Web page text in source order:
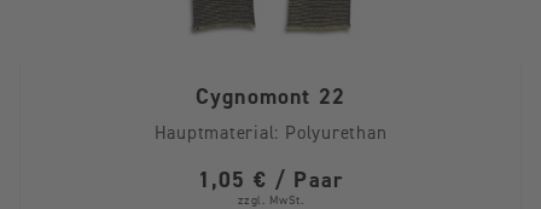
Cygnomont 22
Hauptmaterial: Polyurethan
1,05 € / Paar
zzgl. MwSt.